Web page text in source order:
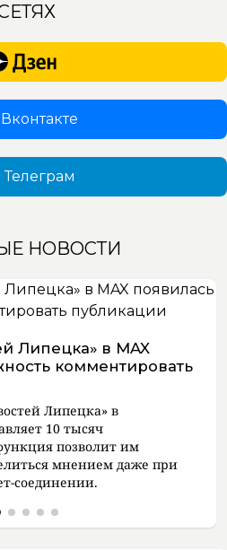
Вконтакте
Телеграм
НОВОСТИ
Липецка» в MAX
комментировать
Липецка» в
10 тысяч
позволит им
мнением даже при
соединении.